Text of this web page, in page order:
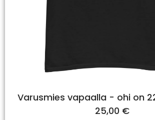
Varusmies vapaalla - ohi on
25,00 €